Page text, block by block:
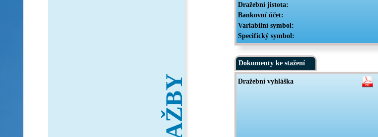
Dražební jistota:
Bankovní účet:
Variabilní symbol:
Specifický symbol:
Dokumenty ke stažení
Dražební vyhláška